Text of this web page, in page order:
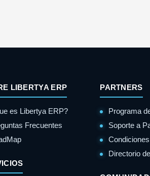
LIBERTYA ERP
es Libertya ERP?
Frecuentes
PARTNERS
Programa
Soporte a
Condiciones
Directorio